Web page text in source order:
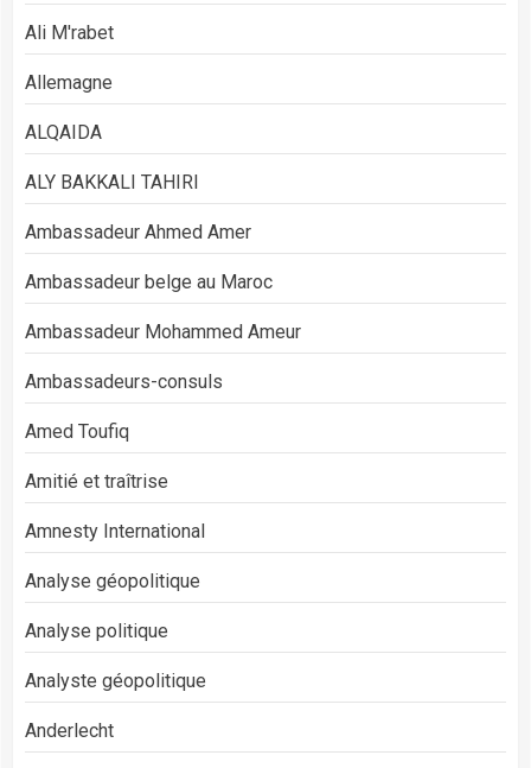
Ali M'rabet
Allemagne
ALQAIDA
ALY BAKKALI TAHIRI
Ambassadeur Ahmed Amer
Ambassadeur belge au Maroc
Ambassadeur Mohammed Ameur
Ambassadeurs-consuls
Amed Toufiq
Amitié et traîtrise
Amnesty International
Analyse géopolitique
Analyse politique
Analyste géopolitique
Anderlecht